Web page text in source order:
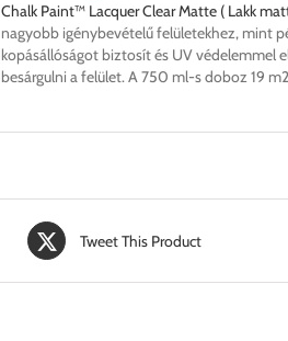
Chalk Paint™ Lacquer Clear Matte ( Lakk
nagyobb igénybevételű felületekhez, mint
kopásállóságot biztosít és UV védelemmel
besárgulni a felület. A 750 ml-s doboz 19
Tweet This Product